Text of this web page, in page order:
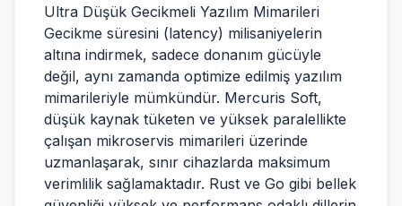
Ultra Düşük Gecikmeli Yazılım Mimarileri
Gecikme süresini (latency) milisaniyelerin
altına indirmek, sadece donanım gücüyle
değil, aynı zamanda optimize edilmiş yazılım
mimarileriyle mümkündür. Mercuris Soft,
düşük kaynak tüketen ve yüksek paralellikte
çalışan mikroservis mimarileri üzerinde
uzmanlaşarak, sınır cihazlarda maksimum
verimlilik sağlamaktadır. Rust ve Go gibi bellek